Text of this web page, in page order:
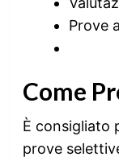
Prove
Come
È consigliato
prove